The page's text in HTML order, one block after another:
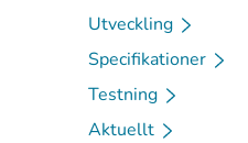
Utveckling
Specifikationer
Testning
Aktuellt